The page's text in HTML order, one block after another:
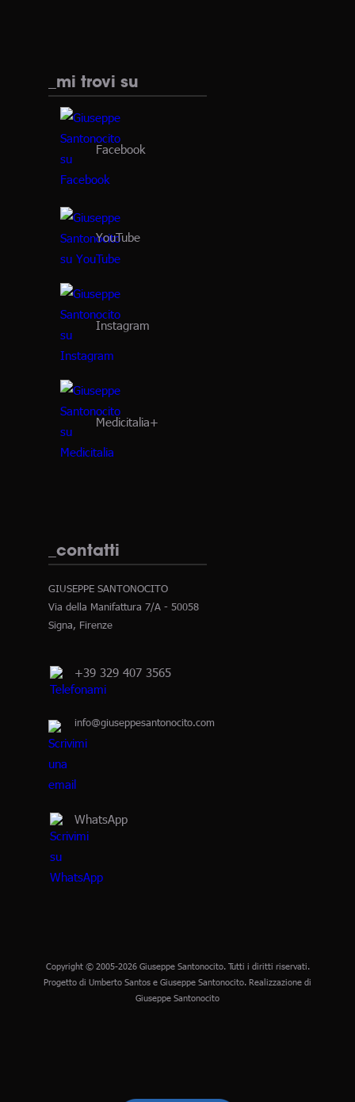
_mi trovi su
Facebook
YouTube
Instagram
Medicitalia+
_contatti
GIUSEPPE SANTONOCITO
Via della Manifattura 7/A - 50058
Signa, Firenze
+39 329 407 3565
info@giuseppesantonocito.com
WhatsApp
Copyright © 2005-2026 Giuseppe Santonocito. Tutti i diritti riservati.
Progetto di Umberto Santos e Giuseppe Santonocito. Realizzazione di
Giuseppe Santonocito